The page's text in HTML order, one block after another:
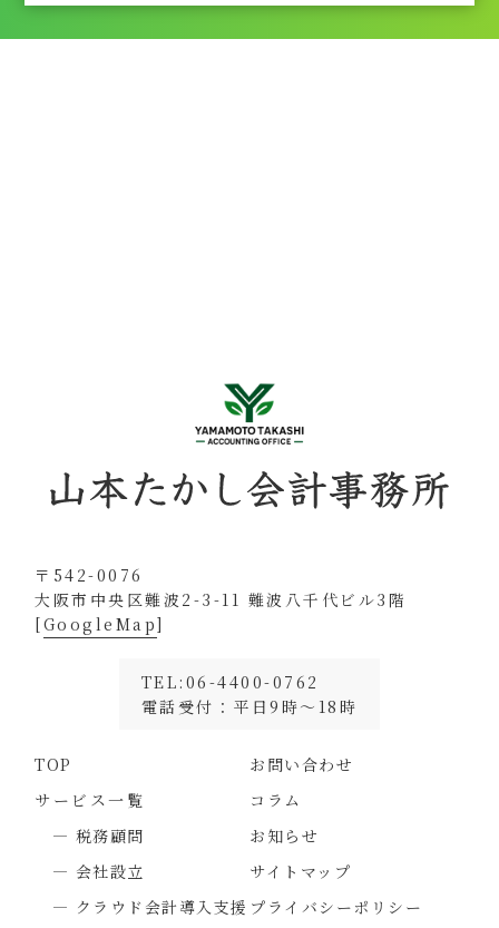
〒542-0076
大阪市中央区難波2-3-11 難波八千代ビル3階
[GoogleMap]
TEL:06-4400-0762
電話受付：平日9時～18時
TOP
サービス一覧
― 税務顧問
― 会社設立
― クラウド会計導入支援
お問い合わせ
コラム
お知らせ
サイトマップ
プライバシーポリシー